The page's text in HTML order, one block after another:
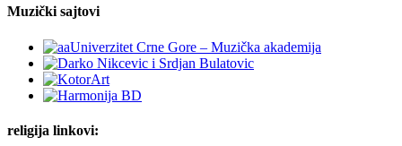
Muzički sajtovi
religija linkovi: